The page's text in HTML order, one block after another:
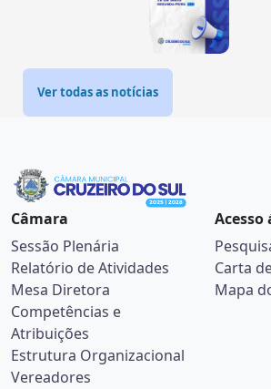
Ver todas as notícias
Câmara
Sessão Plenária
Relatório de Atividades
Mesa Diretora
Competências e
Atribuições
Estrutura Organizacional
Vereadores
Carta
Mapa